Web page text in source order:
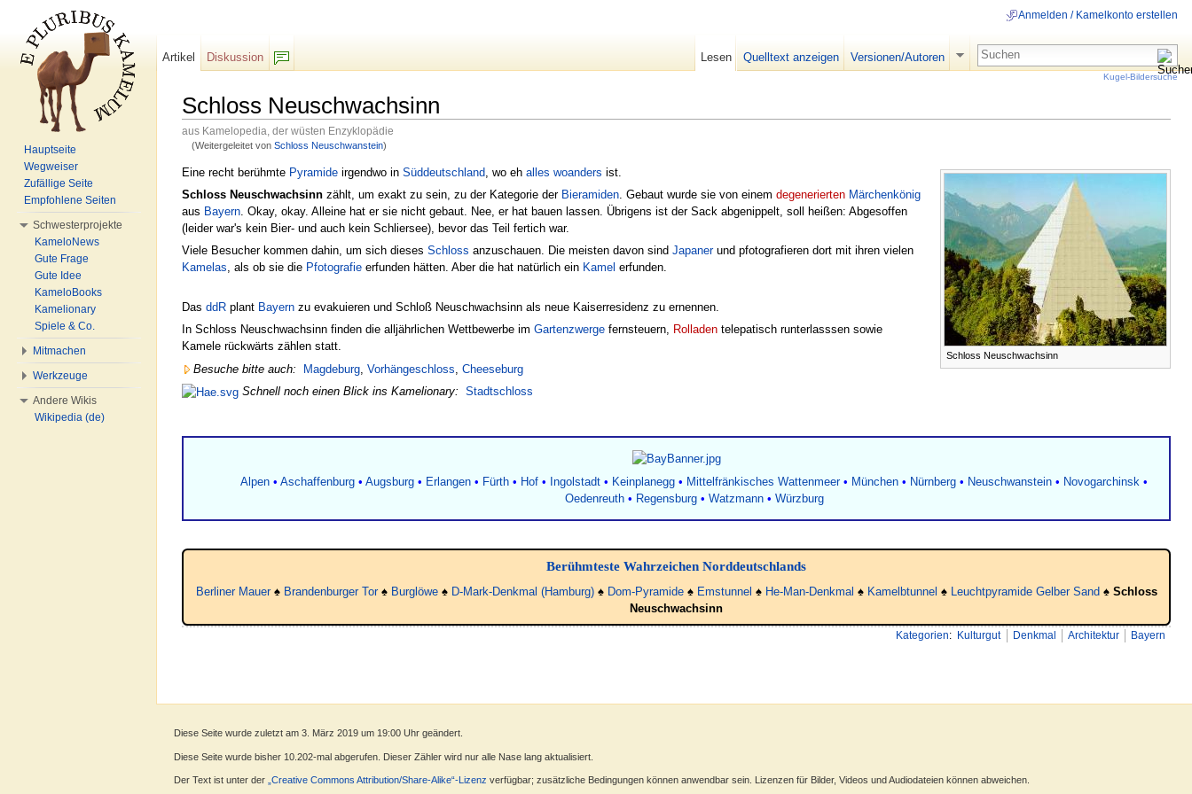
Schloss Neuschwachsinn
aus Kamelopedia, der wüsten Enzyklopädie
(Weitergeleitet von Schloss Neuschwanstein)
Schloss Neuschwachsinn
Eine recht berühmte Pyramide irgendwo in Süddeutschland , wo eh alles woanders ist.
Schloss Neuschwachsinn zählt, um exakt zu sein, zu der Kategorie der Bieramiden . Gebaut wurde sie von einem degenerierten Märchenkönig
aus Bayern . Okay, okay. Alleine hat er sie nicht gebaut. Nee, er hat bauen lassen. Übrigens ist der Sack abgenippelt, soll heißen: Abgesoffen
(leider war's kein Bier- und auch kein Schliersee), bevor das Teil fertich war.
Viele Besucher kommen dahin, um sich dieses Schloss anzuschauen. Die meisten davon sind Japanerund pfotografieren dort mit ihren vielen
Kamelas, als ob sie die Pfotografie erfunden hätten. Aber die hat natürlich ein Kamel erfunden.
Das ddR plant Bayern zu evakuieren und Schloß Neuschwachsinn als neue Kaiserresidenz zu ernennen.
In Schloss Neuschwachsinn finden die alljährlichen Wettbewerbe im Gartenzwerge fernsteuern, Rolladen telepatisch runterlasssen sowie
Kamele rückwärts zählen statt.
Besuche bitte auch:
Magdeburg Vorhängeschloss‎ Cheeseburg
Schnell noch einen Blick ins Kamelionary: Stadtschloss
Alpen •Aschaffenburg •Augsburg • Erlangen • Fürth • Hof • Ingolstadt • Keinplanegg • Mittelfränkisches Wattenmeer• München • Nürnberg • Neuschwanstein • Novogarchinsk •
Oedenreuth• Regensburg• Watzmann• Würzburg
Berühmteste Wahrzeichen Norddeutschlands
Berliner Mauer♠ Brandenburger Tor♠ Burglöwe♠ D-Mark-Denkmal (Hamburg)♠ Dom-Pyramide♠ Emstunnel ♠ He-Man-Denkmal ♠ Kamelbtunnel ♠ Leuchtpyramide Gelber Sand♠ Schloss
Neuschwachsinn
Kategorien: Kulturgut Denkmal Architektur Bayern
Anmelden / Kamelkonto erstellen
Artikel
Diskussion
Lesen Quelltext anzeigen Versionen/Autoren
Kugel-Bildersuche
Hauptseite
Wegweiser
Zufällige Seite
Empfohlene Seiten
Schwesterprojekte
KameloNews
Gute Frage
Gute Idee
KameloBooks
Kamelionary
Spiele & Co.
Mitmachen
Werkzeuge
Andere Wikis
Wikipedia (de)
Diese Seite wurde zuletzt am 3. März 2019 um 19:00 Uhr geändert.
Diese Seite wurde bisher 10.202-mal abgerufen. Dieser Zähler wird nur alle Nase lang aktualisiert.
Der Text ist unter der „Creative Commons Attribution/Share-Alike“-Lizenz verfügbar; zusätzliche Bedingungen können anwendbar sein. Lizenzen für Bilder, Videos und Audiodateien können abweichen.